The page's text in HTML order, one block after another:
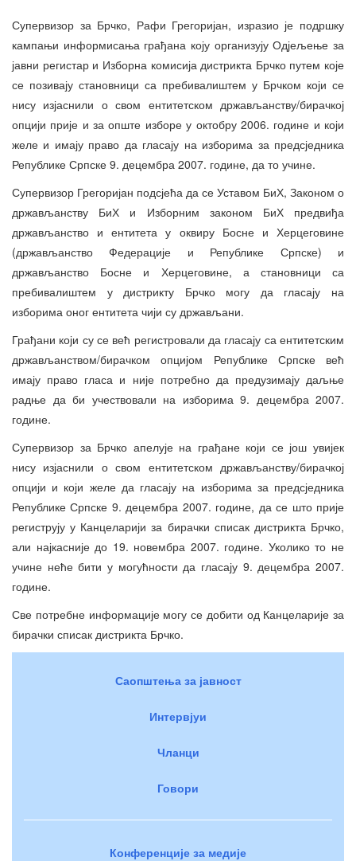
Супервизор за Брчко, Рафи Грегоријан, изразио је подршку
кампањи информисања грађана коју организују Одјељење за
јавни регистар и Изборна комисија дистрикта Брчко путем које
се позивају становници са пребивалиштем у Брчком који се
нису изјаснили о свом ентитетском држављанству/бирачкој
опцији прије и за опште изборе у октобру 2006. године и који
желе и имају право да гласају на изборима за предсједника
Републике Српске 9. децембра 2007. године, да то учине.
Супервизор Грегоријан подсјећа да се Уставом БиХ, Законом о
држављанству БиХ и Изборним законом БиХ предвиђа
држављанство и ентитета у оквиру Босне и Херцеговине
(држављанство Федерације и Републике Српске) и
држављанство Босне и Херцеговине, а становници са
пребивалиштем у дистрикту Брчко могу да гласају на
изборима оног ентитета чији су држављани.
Грађани који су се већ регистровали да гласају са ентитетским
држављанством/бирачком опцијом Републике Српске већ
имају право гласа и није потребно да предузимају даљње
радње да би учествовали на изборима 9. децембра 2007.
године.
Супервизор за Брчко апелује на грађане који се још увијек
нису изјаснили о свом ентитетском држављанству/бирачкој
опцији и који желе да гласају на изборима за предсједника
Републике Српске 9. децембра 2007. године, да се што прије
региструју у Канцеларији за бирачки списак дистрикта Брчко,
али најкасније до 19. новембра 2007. године. Уколико то не
учине неће бити у могућности да гласају 9. децембра 2007.
године.
Све потребне информације могу се добити од Канцеларије за
бирачки списак дистрикта Брчко.
Саопштења за јавност
Интервјуи
Чланци
Говори
Конференције за медије